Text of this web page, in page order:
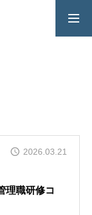
2026.03.21
理職研修コ